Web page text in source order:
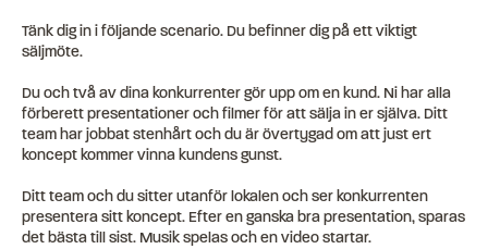
Tänk dig in i följande scenario. Du befinner dig på ett viktigt
säljmöte.
Du och två av dina konkurrenter gör upp om en kund. Ni har alla
förberett presentationer och filmer för att sälja in er själva. Ditt
team har jobbat stenhårt och du är övertygad om att just ert
koncept kommer vinna kundens gunst.
Ditt team och du sitter utanför lokalen och ser konkurrenten
presentera sitt koncept. Efter en ganska bra presentation, sparas
det bästa till sist. Musik spelas och en video startar.